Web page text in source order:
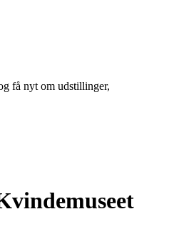
få nyt om udstillinger,